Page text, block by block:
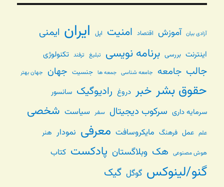
آزادی بیان آموزش اقتصاد امنیت اپل ایران ایمنی
اینترنت بررسی برنامه نویسی تبلیغ ترفند تکنولوژی
جالب جامعه جامعه شناسی جمعه ها جنسیت جهان جهان بهتر
حقوق بشر خبر دروغ رادیوگیک سانسور
سرمایه داری سرکوب دیجیتال سفر سیاست شخصی
علم عمل فرهنگ مایکروسافت معرفی نمودار هنر
هوش مصنوعی هک وبلاگستان پادکست کتاب
گنو/لینوکس گوگل گیک